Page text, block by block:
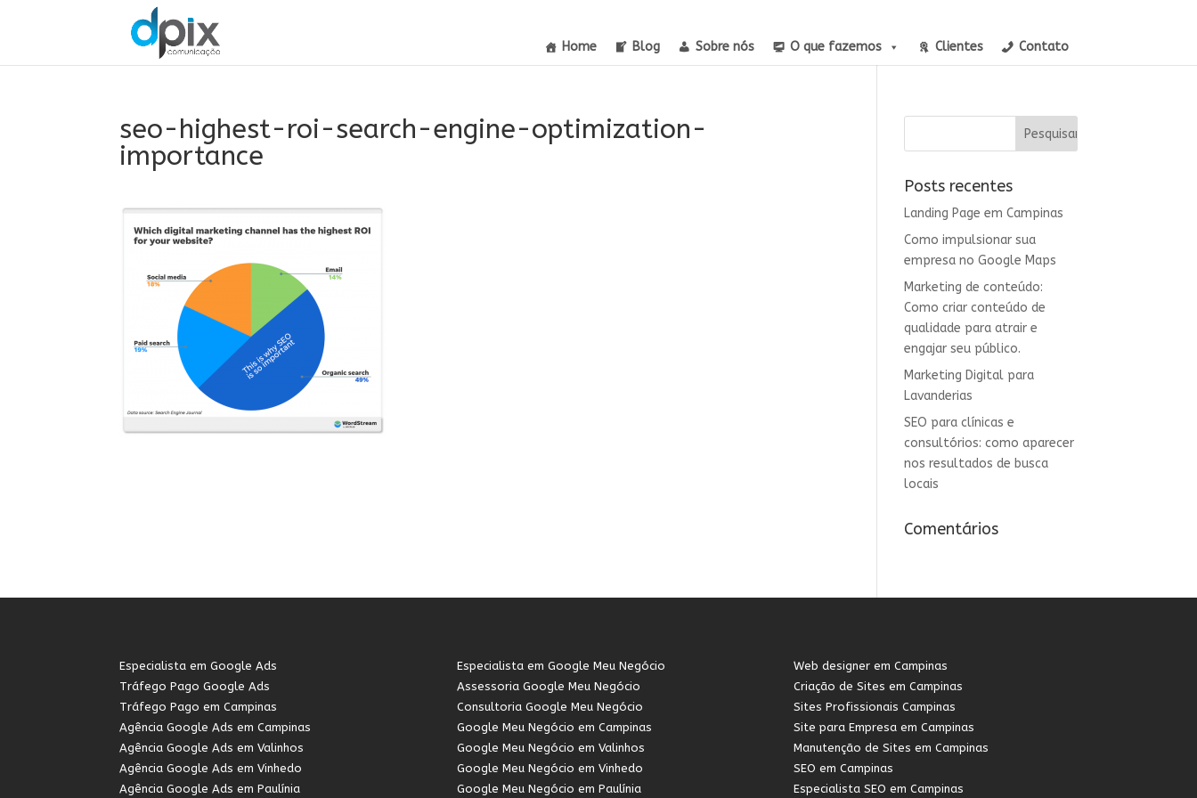
Home Blog Sobre nós O que fazemos Clientes Contato
seo-highest-roi-search-engine-optimization-
importance
Posts recentes
Landing Page em Campinas
Como impulsionar sua
empresa no Google Maps
Marketing de conteúdo:
Como criar conteúdo de
qualidade para atrair e
engajar seu público.
Marketing Digital para
Lavanderias
SEO para clínicas e
consultórios: como aparecer
nos resultados de busca
locais
Comentários
Especialista em Google Ads
Tráfego Pago Google Ads
Tráfego Pago em Campinas
Agência Google Ads em Campinas
Agência Google Ads em Valinhos
Agência Google Ads em Vinhedo
Agência Google Ads em Paulínia
Especialista em Google Meu Negócio
Assessoria Google Meu Negócio
Consultoria Google Meu Negócio
Google Meu Negócio em Campinas
Google Meu Negócio em Valinhos
Google Meu Negócio em Vinhedo
Google Meu Negócio em Paulínia
Web designer em Campinas
Criação de Sites em Campinas
Sites Profissionais Campinas
Site para Empresa em Campinas
Manutenção de Sites em Campinas
SEO em Campinas
Especialista SEO em Campinas